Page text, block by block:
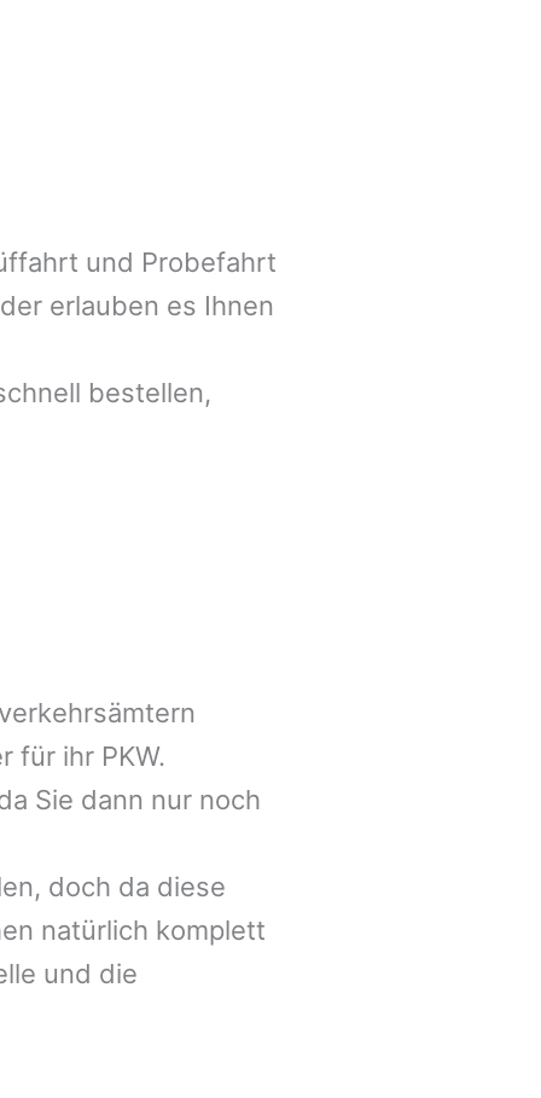
und Probefahrt
erlauben es Ihnen
bestellen,
für ihr PKW.
Sie dann nur noch
doch da diese
natürlich komplett
und die